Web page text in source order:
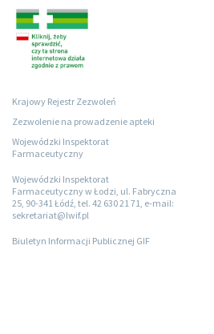
Krajowy Rejestr Zezwoleń
Zezwolenie na prowadzenie apteki
Wojewódzki Inspektorat
Farmaceutyczny
Wojewódzki Inspektorat
Farmaceutyczny w Łodzi, ul. Fabryczna
25, 90-341 Łódź, tel. 42 630 21 71, e-mail:
sekretariat@lwif.pl
Biuletyn Informacji Publicznej GIF